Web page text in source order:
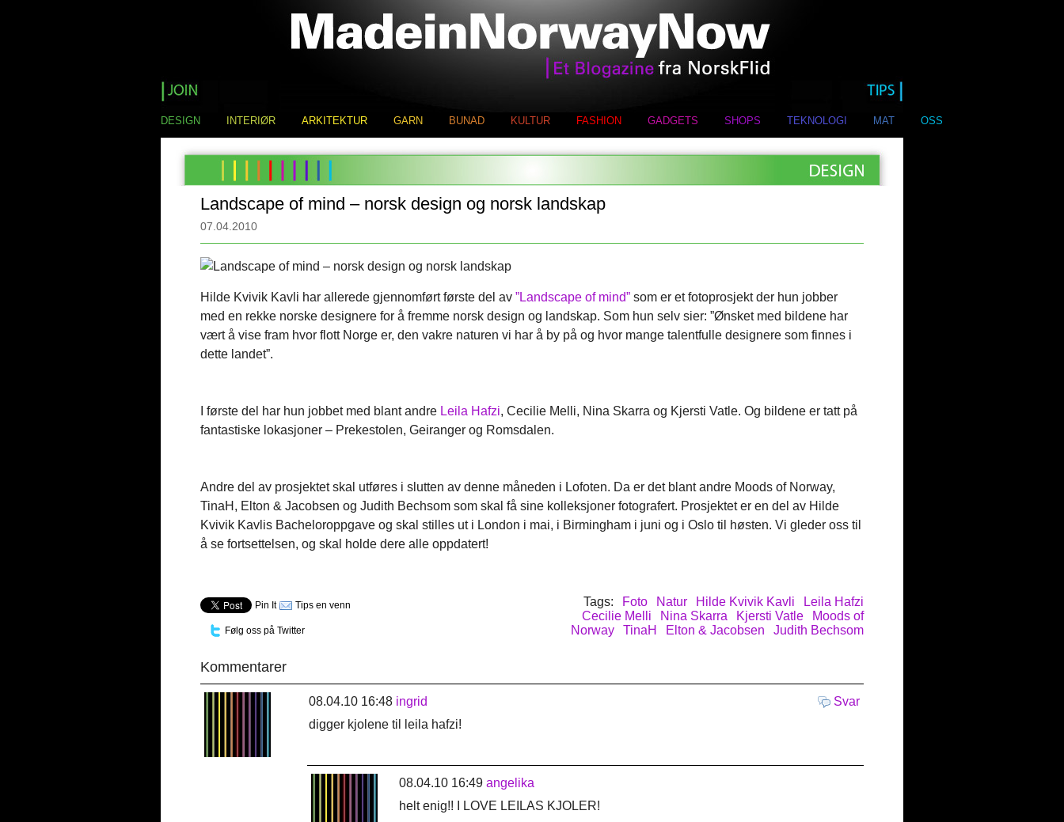
DESIGN INTERIØR ARKITEKTUR GARN BUNAD KULTUR FASHION GADGETS SHOPS TEKNOLOGI MAT OSS
Landscape of mind – norsk design og norsk landskap
07.04.2010
Hilde Kvivik Kavli har allerede gjennomført første del av ”Landscape of mind” som er et fotoprosjekt der hun jobber
med en rekke norske designere for å fremme norsk design og landskap. Som hun selv sier: ”Ønsket med bildene har
vært å vise fram hvor flott Norge er, den vakre naturen vi har å by på og hvor mange talentfulle designere som finnes i
dette landet”.
I første del har hun jobbet med blant andre Leila Hafzi, Cecilie Melli, Nina Skarra og Kjersti Vatle. Og bildene er tatt på
fantastiske lokasjoner – Prekestolen, Geiranger og Romsdalen.
Andre del av prosjektet skal utføres i slutten av denne måneden i Lofoten. Da er det blant andre Moods of Norway,
TinaH, Elton & Jacobsen og Judith Bechsom som skal få sine kolleksjoner fotografert. Prosjektet er en del av Hilde
Kvivik Kavlis Bacheloroppgave og skal stilles ut i London i mai, i Birmingham i juni og i Oslo til høsten. Vi gleder oss til
å se fortsettelsen, og skal holde dere alle oppdatert!
Pin It Tips en venn
Følg oss på Twitter
Tags: Foto Natur Hilde Kvivik Kavli
Leila Hafzi
Cecilie Melli
Nina Skarra Kjersti Vatle
Moods of
Norway
TinaH Elton & Jacobsen Judith Bechsom
Kommentarer
08.04.10 16:48 ingrid
Svar
digger kjolene til leila hafzi!
08.04.10 16:49 angelika
helt enig!! I LOVE LEILAS KJOLER!